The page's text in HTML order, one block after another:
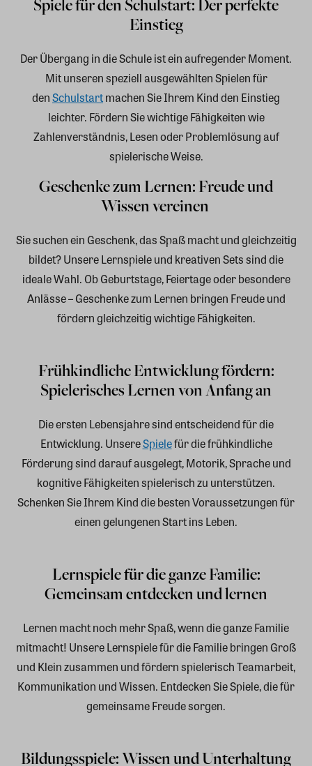
Spiele für den Schulstart: Der perfekte
Einstieg
Der Übergang in die Schule ist ein aufregender Moment.
Mit unseren speziell ausgewählten Spielen für
denSchulstartmachen Sie Ihrem Kind den Einstieg
leichter. Fördern Sie wichtige Fähigkeiten wie
Zahlenverständnis, Lesen oder Problemlösung auf
spielerische Weise.
Geschenke zum Lernen: Freude und
Wissen vereinen
Sie suchen ein Geschenk, das Spaß macht und gleichzeitig
bildet? Unsere Lernspiele und kreativen Sets sind die
ideale Wahl. Ob Geburtstage, Feiertage oder besondere
Anlässe – Geschenke zum Lernen bringen Freude und
fördern gleichzeitig wichtige Fähigkeiten.
Frühkindliche Entwicklung fördern:
Spielerisches Lernen von Anfang an
Die ersten Lebensjahre sind entscheidend für die
Entwicklung. UnsereSpielefür die frühkindliche
Förderung sind darauf ausgelegt, Motorik, Sprache und
kognitive Fähigkeiten spielerisch zu unterstützen.
Schenken Sie Ihrem Kind die besten Voraussetzungen für
einen gelungenen Start ins Leben.
Lernspiele für die ganze Familie:
Gemeinsam entdecken und lernen
Lernen macht noch mehr Spaß, wenn die ganze Familie
mitmacht! Unsere Lernspiele für die Familie bringen Groß
und Klein zusammen und fördern spielerisch Teamarbeit,
Kommunikation und Wissen. Entdecken Sie Spiele, die für
gemeinsame Freude sorgen.
Bildungsspiele: Wissen und Unterhaltung